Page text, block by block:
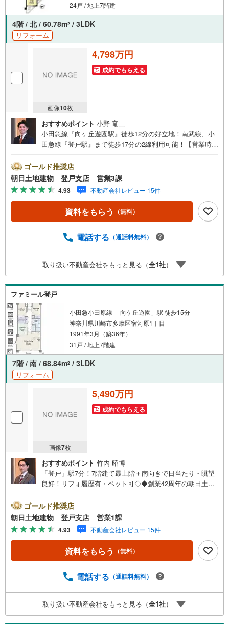
24戸 / 地上7階建
4階 / 北 / 60.78m2 / 3LDK
リフォーム
画像10枚
4,798万円
成約でもらえる
おすすめポイント 小野 竜二
小田急線『向ヶ丘遊園駅』徒歩12分の好立地！南武線、小
田急線『登戸駅』まで徒歩17分の2線利用可能！【営業時
なっております。人気物件には特にお問い合わせが集中す
るため、お早めにお電話下さいませ。「室内・現地見学を
する」ボタンよりご予約をいただくとご見学がスムーズで
す。【創業42年】朝日土地建物株式会社は、神奈川県・東
京都・埼玉県の不動産を中心に取り扱っている不動産会社
です。おかげさまで創業42年の信頼と安心でお客様の住ま
問ご相談など、お気軽にお問い合わせください。【とこと
いては、担当課長も同席してご説明させていただきます。
ゴールド推奨店
朝日土地建物 登戸支店 営業3課
4.93 不動産会社レビュー 15件
資料をもらう （無料）
電話する （通話料無料）
取り扱い不動産会社をもっと見る（全1社）
ファミール登戸
小田急小田原線 「向ケ丘遊園」駅 徒歩15分
神奈川県川崎市多摩区宿河原1丁目
1991年3月（築36年）
31戸 / 地上7階建
7階 / 南 / 68.84m2 / 3LDK
リフォーム
画像7枚
5,490万円
成約でもらえる
おすすめポイント 竹内 昭博
「登戸」駅7分！7階建て最上階＋南向きで日当たり・眺望
良好！リフォ履歴有・ペット可◇◆創業42周年の朝日土地
もしっかりとサポートします！◇◆【朝日土地建物 登戸
支店】イチ押しポイント！◆◇【ファミール登戸】■2路線
駅「登戸」駅徒歩7分！学校・買い物施設・総合病院など、
徒歩圏内に生活施設が多数集結した便利な住環境！■7階建
て最上階＋南向きにつき、室内は日当たり・開放感良好！
周辺に高い建物がないので、開放感ある眺望がのぞめま
毎日快適にお過ごしいただけます。☆土日に限らず平日い
合わせください！
ゴールド推奨店
朝日土地建物 登戸支店 営業1課
4.93 不動産会社レビュー 15件
資料をもらう （無料）
電話する （通話料無料）
取り扱い不動産会社をもっと見る（全1社）